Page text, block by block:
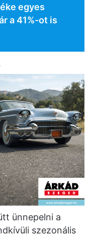
egyes
a 41%-ot is
ünnepelni a
szezonális